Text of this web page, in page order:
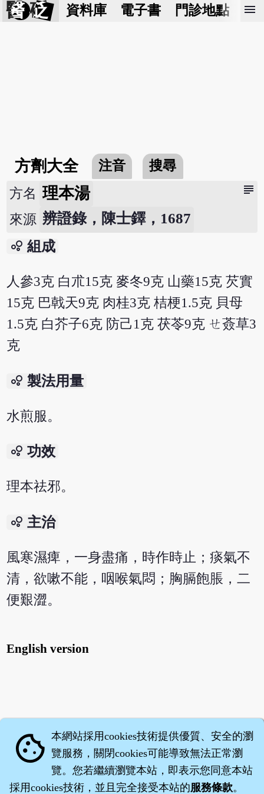
醫 砭 資料庫 電子書 門診地點 預
menu
方劑大全 注音 搜尋
subject
方名 理本湯
來源 辨證錄，陳士鐸，1687
bubble_chart 組成
人參3克 白朮15克 麥冬9克 山藥15克 芡實
15克 巴戟天9克 肉桂3克 桔梗1.5克 貝母
1.5克 白芥子6克 防己1克 茯苓9克 ㄝ薟草3
克
bubble_chart 製法用量
水煎服。
bubble_chart 功效
理本祛邪。
bubble_chart 主治
風寒濕痺，一身盡痛，時作時止；痰氣不
清，欲嗽不能，咽喉氣悶；胸膈飽脹，二
便艱澀。
English version
cookie 本網站採用cookies技術提供優質、安全的瀏
覽服務，關閉cookies可能導致無法正常瀏
覽。您若繼續瀏覽本站，即表示您同意本站
採用cookies技術，並且完全接受本站的服務條款。